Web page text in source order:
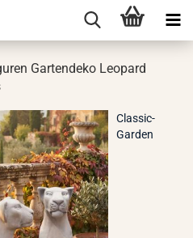
Gar­ten­de­ko Leo­pard
Classic-
Garden